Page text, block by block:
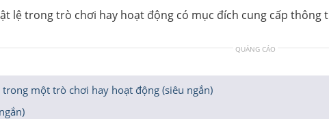
lệ trong trò chơi hay hoạt động có mục đích cung cấp
QUẢNG CÁO
một trò chơi hay hoạt động (siêu ngắn)